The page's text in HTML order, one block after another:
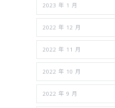
2023 年 1 月
2022 年 12 月
2022 年 11 月
2022 年 10 月
2022 年 9 月